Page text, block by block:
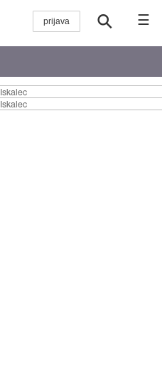
☰
Iskalec
Iskalec